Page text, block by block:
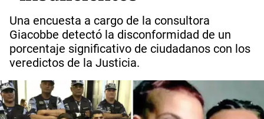
Una encuesta a cargo de la consultora
Giacobbe detectó la disconformidad de un
porcentaje significativo de ciudadanos con los
veredictos de la Justicia.